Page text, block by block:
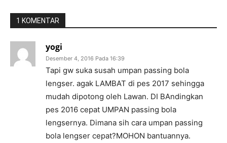
1 KOMENTAR
yogi
Desember 4, 2016 Pada 16:39
Tapi gw suka susah umpan passing bola
lengser. agak LAMBAT di pes 2017 sehingga
mudah dipotong oleh Lawan. DI BAndingkan
pes 2016 cepat UMPAN passing bola
lengsernya. Dimana sih cara umpan passing
bola lengser cepat?MOHON bantuannya.